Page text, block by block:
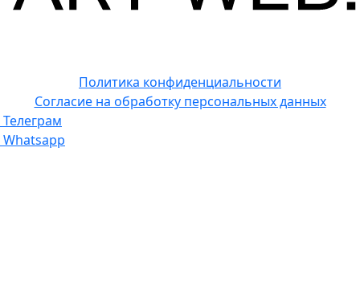
Политика конфиденциальности
Согласие на обработку персональных данных
Телеграм
Whatsapp